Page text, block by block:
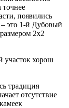
точнее
появились
это 1-й Дубовый
2х2
участок хорош
традиция
отсутствие